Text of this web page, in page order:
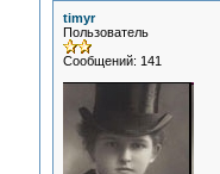
timyr
Пользователь
Сообщений: 141